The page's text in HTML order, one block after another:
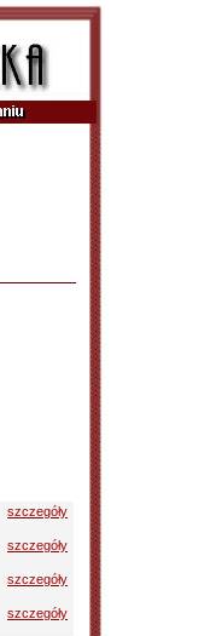
szczegóły
szczegóły
szczegóły
szczegóły